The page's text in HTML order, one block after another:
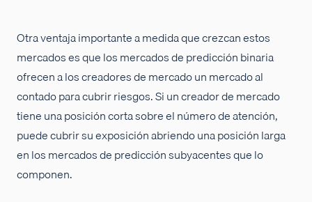
Otra ventaja importante a medida que crezcan estos
mercados es que los mercados de predicción binaria
ofrecen a los creadores de mercado un mercado al
contado para cubrir riesgos. Si un creador de mercado
tiene una posición corta sobre el número de atención,
puede cubrir su exposición abriendo una posición larga
en los mercados de predicción subyacentes que lo
componen.